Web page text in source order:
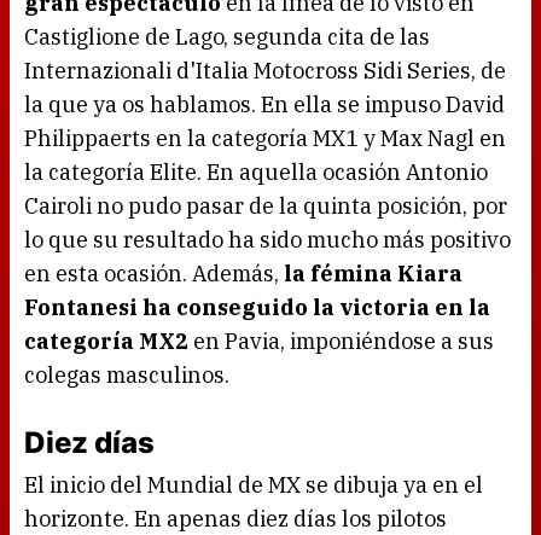
Castiglione de Lago, segunda cita de las
Internazionali d'Italia Motocross Sidi Series, de
la que ya os hablamos. En ella se impuso David
Philippaerts en la categoría MX1 y Max Nagl en
la categoría Elite. En aquella ocasión Antonio
Cairoli no pudo pasar de la quinta posición, por
lo que su resultado ha sido mucho más positivo
en esta ocasión. Además, la fémina Kiara
Fontanesi ha conseguido la victoria en la
categoría MX2 en Pavia, imponiéndose a sus
colegas masculinos.
Diez días
El inicio del Mundial de MX se dibuja ya en el
horizonte. En apenas diez días los pilotos